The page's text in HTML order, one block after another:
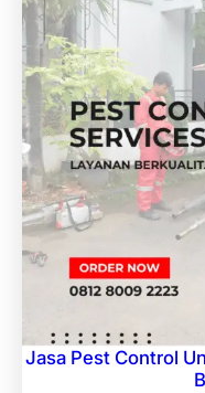
Jasa Pest Control